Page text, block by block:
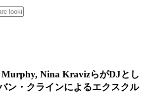
Murphy, Nina KravizらがDJとし
・クラインによるエクスクル